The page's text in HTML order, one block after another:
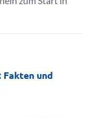
Fakten und